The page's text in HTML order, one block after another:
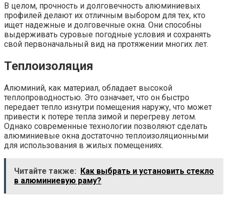
В целом, прочность и долговечность алюминиевых
профилей делают их отличным выбором для тех, кто
ищет надежные и долговечные окна. Они способны
выдерживать суровые погодные условия и сохранять
свой первоначальный вид на протяжении многих лет.
Теплоизоляция
Алюминий, как материал, обладает высокой
теплопроводностью. Это означает, что он быстро
передает тепло изнутри помещения наружу, что может
привести к потере тепла зимой и перегреву летом.
Однако современные технологии позволяют сделать
алюминиевые окна достаточно теплоизоляционными
для использования в жилых помещениях.
Читайте также: Как выбрать и установить стекло
в алюминиевую раму?